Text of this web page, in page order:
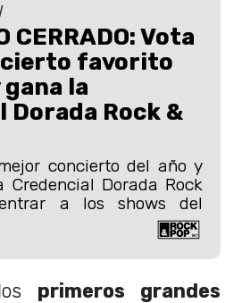
CERRADO: Vota
favorito
la
Dorada Rock &
concierto del año y
Dorada Rock
a los shows del
primeros grandes